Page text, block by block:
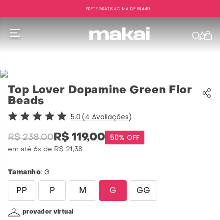
FRETE GRÁTIS ACIMA DE R$449
f
Top Lover Dopamine Green Flor
Beads
5.0 4 Avaliações
R$ 238,00 R$ 119,00
em até 6x de R$ 21 ,38
50% OFF
Tamanho: G
PP P M G GG
provador virtual